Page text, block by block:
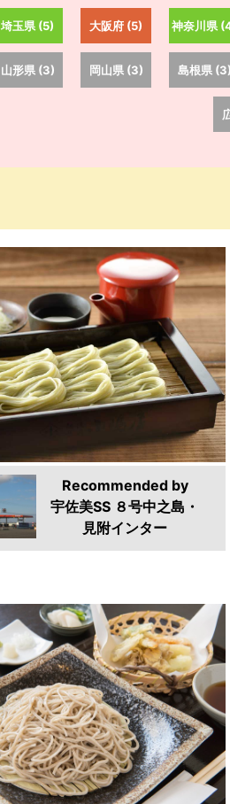
埼玉県 (5) 大阪府 (5) 神奈川県
山形県 (3) 岡山県 (3) 島根県 (3)
Recommended by
宇佐美SS ８号中之島・
見附インター